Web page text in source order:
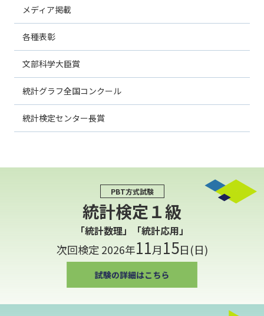
メディア掲載
各種表彰
文部科学大臣賞
統計グラフ全国コンクール
統計検定センター長賞
PBT方式試験
統計検定１級
「統計数理」「統計応用」
次回検定 2026年11月15日(日)